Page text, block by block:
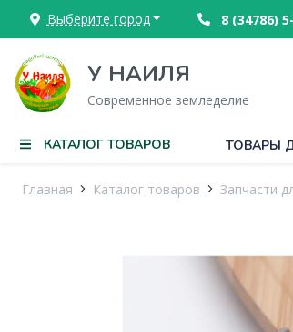
Выберите город 8 (34786)
У НАИЛЯ
Современное земледелие
КАТАЛОГ ТОВАРОВ ТОВАРЫ
Главная Каталог товаров Запчасти